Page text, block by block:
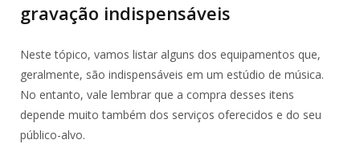
gravação indispensáveis
Neste tópico, vamos listar alguns dos equipamentos que,
geralmente, são indispensáveis em um estúdio de música.
No entanto, vale lembrar que a compra desses itens
depende muito também dos serviços oferecidos e do seu
público-alvo.